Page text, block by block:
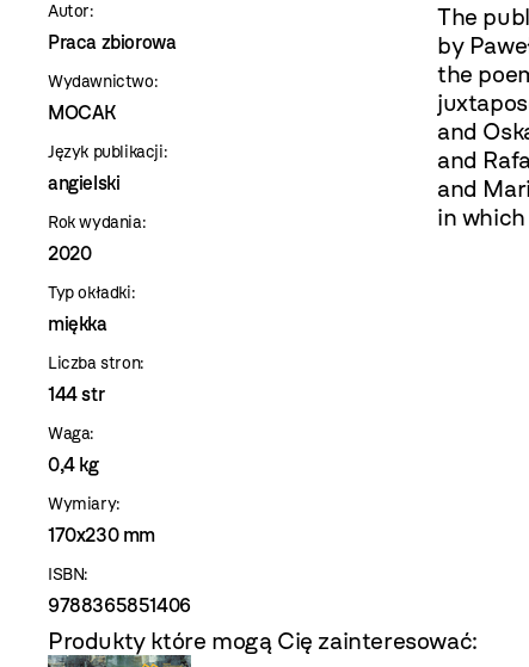
Autor:
Praca zbiorowa
Wydawnictwo:
MOCAK
Język publikacji:
angielski
Rok wydania:
2020
Typ okładki:
miękka
Liczba stron:
144 str
Waga:
0,4 kg
Wymiary:
170x230 mm
ISBN:
9788365851406
The
by
the
and
and
and
in
Produkty które mogą Cię zainteresować: